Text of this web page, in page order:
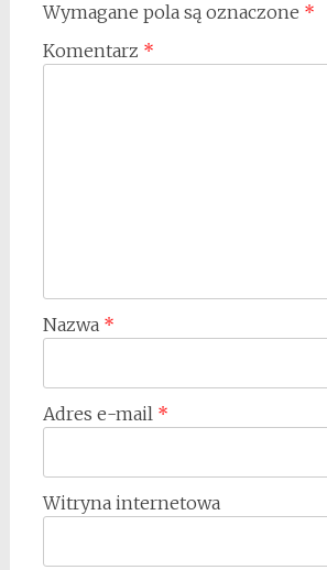
Wymagane pola są oznaczone *
Komentarz *
Nazwa *
Adres e-mail *
Witryna internetowa